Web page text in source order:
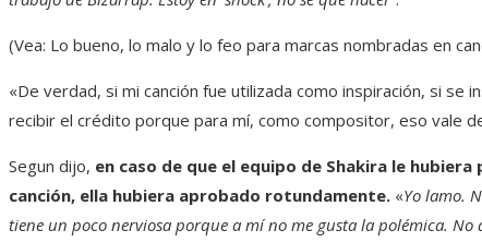
(Vea: Lo bueno, lo malo y lo feo para marcas nombradas en
«De verdad, si mi canción fue utilizada como inspiración, si se
recibir el crédito porque para mí, como compositor, eso vale
Segun dijo, en caso de que el equipo de Shakira le
canción, ella hubiera aprobado rotundamente. «Yo lamo.
tiene un poco nerviosa porque a mí no me gusta la polémica.